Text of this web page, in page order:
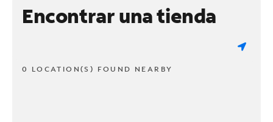
Encontrar una tienda
0 LOCATION(S) FOUND NEARBY